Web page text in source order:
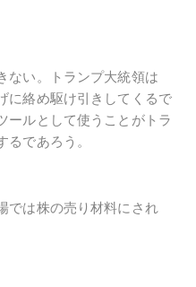
ない。トランプ大統領は
に絡め駆け引きしてくるで
ールとして使うことがトラ
るであろう。
では株の売り材料にされ